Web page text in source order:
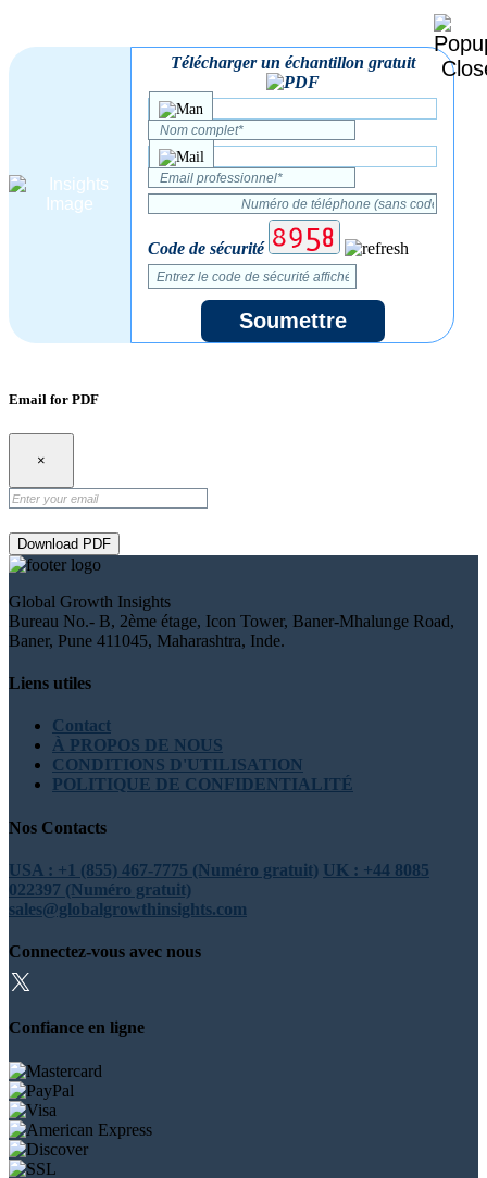
Télécharger un échantillon gratuit
Code de sécurité
Soumettre
Email for PDF
×
Download PDF
Global Growth Insights
Bureau No.- B, 2ème étage, Icon Tower, Baner-Mhalunge Road,
Baner, Pune 411045, Maharashtra, Inde.
Liens utiles
Contact
À PROPOS DE NOUS
CONDITIONS D'UTILISATION
POLITIQUE DE CONFIDENTIALITÉ
Nos Contacts
USA : +1 (855) 467-7775 (Numéro gratuit) UK : +44 8085
022397 (Numéro gratuit)
sales@globalgrowthinsights.com
Connectez-vous avec nous
Confiance en ligne